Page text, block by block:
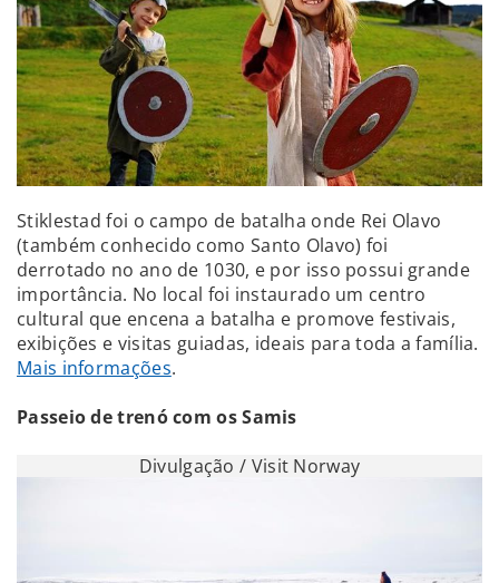
Stiklestad foi o campo de batalha onde Rei Olavo
(também conhecido como Santo Olavo) foi
derrotado no ano de 1030, e por isso possui grande
importância. No local foi instaurado um centro
cultural que encena a batalha e promove festivais,
exibições e visitas guiadas, ideais para toda a família.
Mais informações.
Passeio de trenó com os Samis
Divulgação / Visit Norway